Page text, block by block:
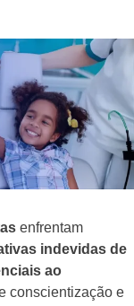
enfrentam
indevidas de
ao
conscientização e